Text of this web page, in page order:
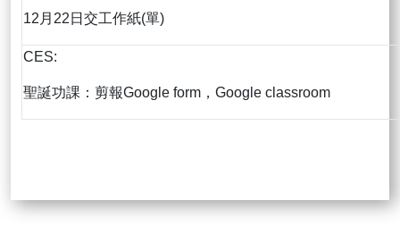
12月22日交工作紙(單)
CES:
聖誕功課：剪報Google form，Google classroom